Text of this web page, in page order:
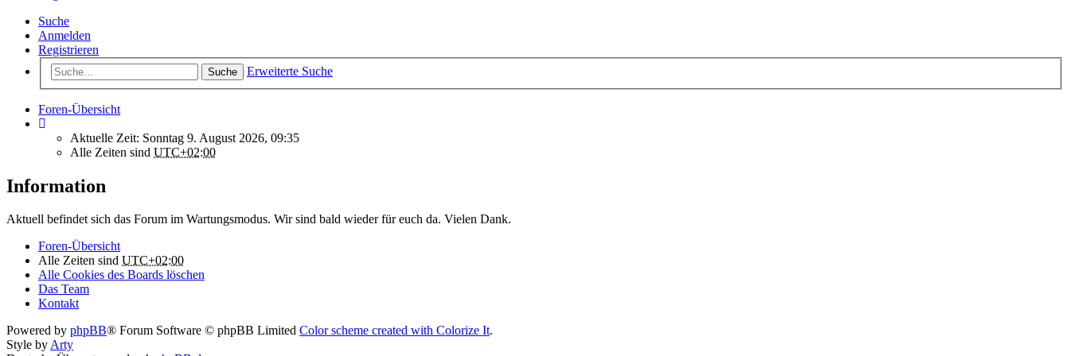
Suche
Anmelden
Registrieren
Suche Erweiterte Suche
Foren-Übersicht
Aktuelle Zeit: Sonntag 9. August 2026, 09:35
Alle Zeiten sind UTC+02:00
Information
Aktuell befindet sich das Forum im Wartungsmodus. Wir sind bald wieder für euch da. Vielen Dank.
Foren-Übersicht
Alle Zeiten sind UTC+02:00
Alle Cookies des Boards löschen
Das Team
Kontakt
Powered by phpBB® Forum Software © phpBB Limited Color scheme created with Colorize It.
Style byArty